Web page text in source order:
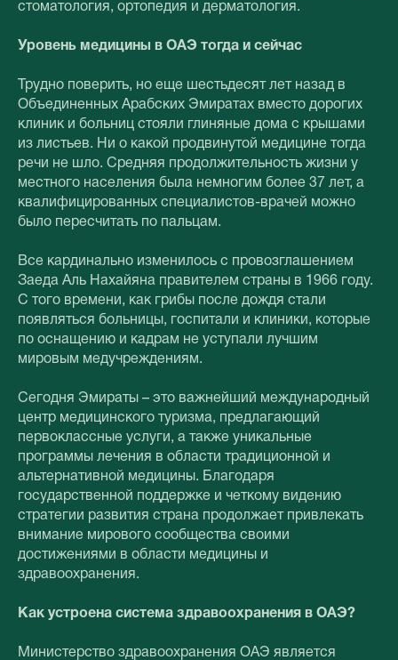
стоматология, ортопедия и дерматология.
Уровень медицины в ОАЭ тогда и сейчас
Трудно поверить, но еще шестьдесят лет назад в
Объединенных Арабских Эмиратах вместо дорогих
клиник и больниц стояли глиняные дома с крышами
из листьев. Ни о какой продвинутой медицине тогда
речи не шло. Средняя продолжительность жизни у
местного населения была немногим более 37 лет, а
квалифицированных специалистов-врачей можно
было пересчитать по пальцам.
Все кардинально изменилось с провозглашением
Заеда Аль Нахайяна правителем страны в 1966 году.
С того времени, как грибы после дождя стали
появляться больницы, госпитали и клиники, которые
по оснащению и кадрам не уступали лучшим
мировым медучреждениям.
Сегодня Эмираты – это важнейший международный
центр медицинского туризма, предлагающий
первоклассные услуги, а также уникальные
программы лечения в области традиционной и
альтернативной медицины. Благодаря
государственной поддержке и четкому видению
стратегии развития страна продолжает привлекать
внимание мирового сообщества своими
достижениями в области медицины и
здравоохранения.
Как устроена система здравоохранения в ОАЭ?
Министерство здравоохранения ОАЭ является